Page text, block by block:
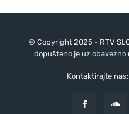
© Copyright 2025 - RTV
dopušteno je uz obavezno
Kontaktirajte nas: